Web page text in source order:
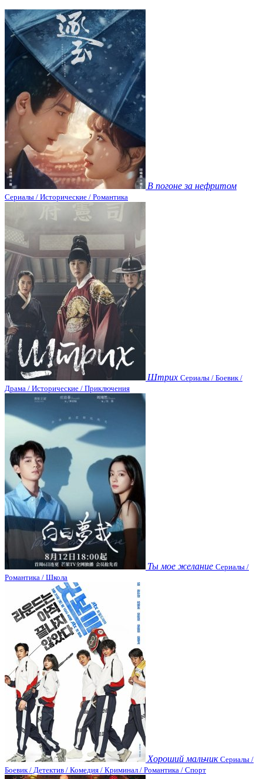
В погоне за нефритом
Сериалы / Исторические / Романтика
Штрих Сериалы / Боевик /
Драма / Исторические / Приключения
Ты мое желание Сериалы /
Романтика / Школа
Хороший мальчик Сериалы /
Боевик / Детектив / Комедия / Криминал / Романтика / Спорт